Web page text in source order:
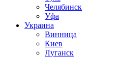
Челябинск
Уфа
Украина
Винница
Киев
Луганск